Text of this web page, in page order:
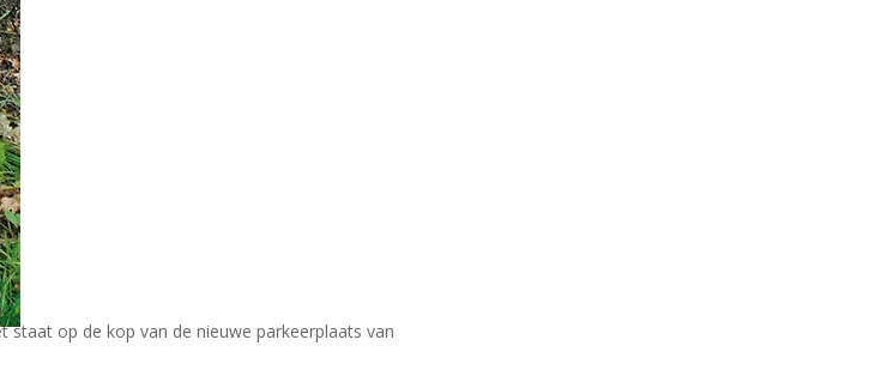
op de kop van de nieuwe parkeerplaats van